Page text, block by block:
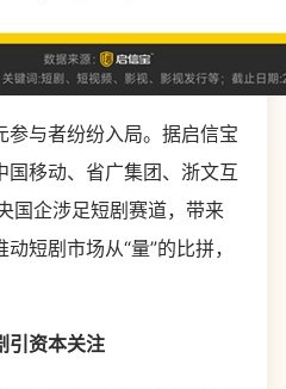
与者纷纷入局。据启信宝
国移动、省广集团、浙文互
国企涉足短剧赛道，带来
短剧市场从“量”的比拼，
资本关注